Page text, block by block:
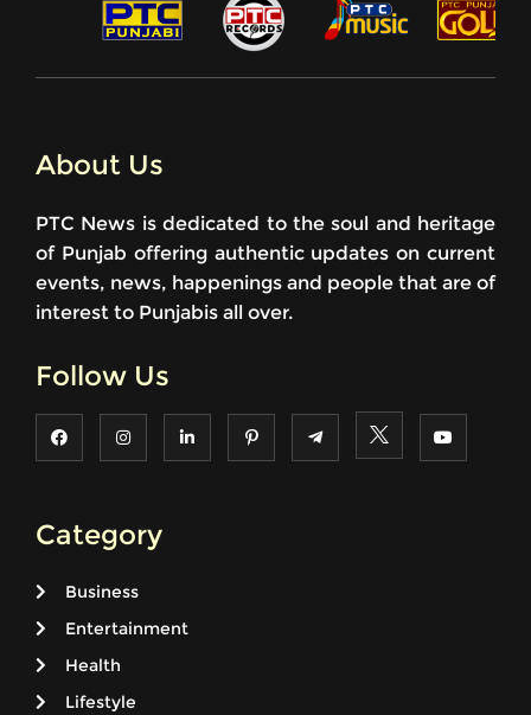
About Us
PTC News is dedicated to the soul and heritage
of Punjab offering authentic updates on current
events, news, happenings and people that are of
interest to Punjabis all over.
Follow Us
Category
Business
Entertainment
Health
Lifestyle